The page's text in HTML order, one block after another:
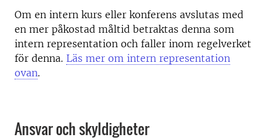
Om en intern kurs eller konferens avslutas med
en mer påkostad måltid betraktas denna som
intern representation och faller inom regelverket
för denna. Läs mer om intern representation
ovan.
Ansvar och skyldigheter